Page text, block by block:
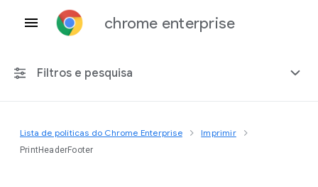
chrome enterprise
Filtros e pesquisa
Qualquer plataforma
Lista de políticas do Chrome Enterprise Imprimir
PrintHeaderFooter